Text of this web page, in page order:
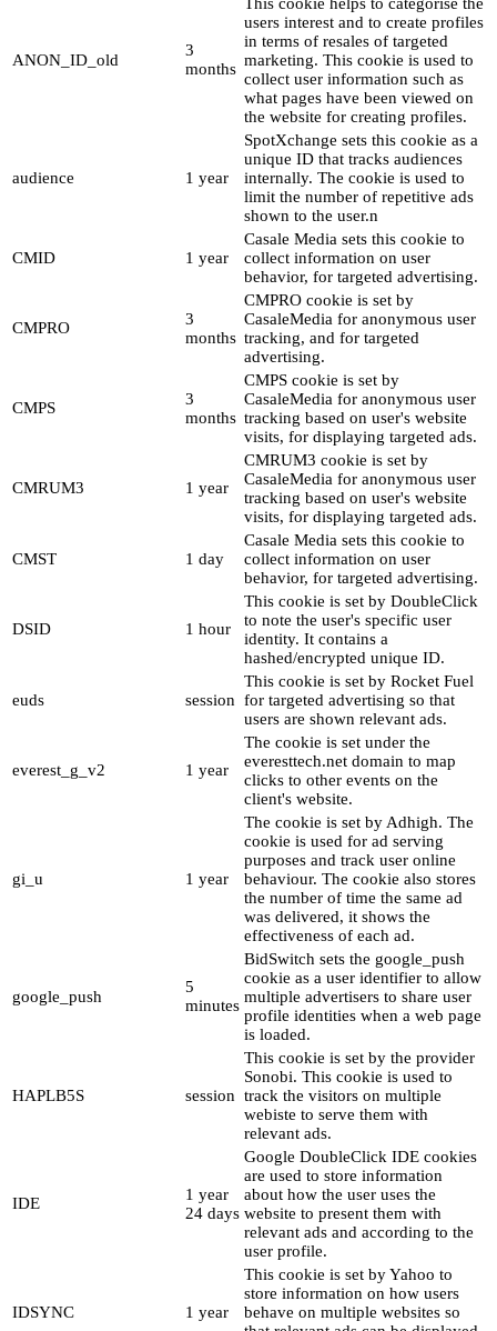
ANON_ID_old
3
months
users interest and to create profiles
in terms of resales of targeted
marketing. This cookie is used to
collect user information such as
what pages have been viewed on
the website for creating profiles.
audience 1 year
SpotXchange sets this cookie as a
unique ID that tracks audiences
internally. The cookie is used to
limit the number of repetitive ads
shown to the user.n
CMID 1 year
Casale Media sets this cookie to
collect information on user
behavior, for targeted advertising.
CMPRO
3
months
CMPRO cookie is set by
CasaleMedia for anonymous user
tracking, and for targeted
advertising.
CMPS
3
months
CMPS cookie is set by
CasaleMedia for anonymous user
tracking based on user's website
visits, for displaying targeted ads.
CMRUM3 1 year
CMRUM3 cookie is set by
CasaleMedia for anonymous user
tracking based on user's website
visits, for displaying targeted ads.
CMST 1 day
Casale Media sets this cookie to
collect information on user
behavior, for targeted advertising.
DSID 1 hour
This cookie is set by DoubleClick
to note the user's specific user
identity. It contains a
hashed/encrypted unique ID.
euds session
This cookie is set by Rocket Fuel
for targeted advertising so that
users are shown relevant ads.
everest_g_v2 1 year
The cookie is set under the
everesttech.net domain to map
clicks to other events on the
client's website.
gi_u 1 year
The cookie is set by Adhigh. The
cookie is used for ad serving
purposes and track user online
behaviour. The cookie also stores
the number of time the same ad
was delivered, it shows the
effectiveness of each ad.
google_push
5
minutes
BidSwitch sets the google_push
cookie as a user identifier to allow
multiple advertisers to share user
profile identities when a web page
is loaded.
HAPLB5S session
This cookie is set by the provider
Sonobi. This cookie is used to
track the visitors on multiple
webiste to serve them with
relevant ads.
IDE
1 year
24 days
Google DoubleClick IDE cookies
are used to store information
about how the user uses the
website to present them with
relevant ads and according to the
user profile.
IDSYNC 1 year
This cookie is set by Yahoo to
store information on how users
behave on multiple websites so